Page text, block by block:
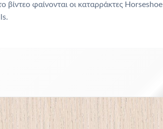
βίντεο φαίνονται οι καταρράκτες Horseshoe